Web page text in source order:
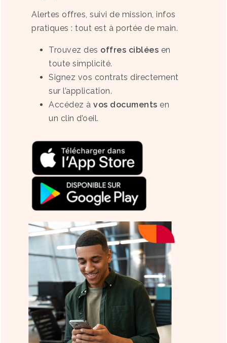
Alertes offres, suivi de mission, infos
pratiques : tout est à portée de main.
Trouvez des offres ciblées en
toute simplicité.
Signez vos contrats directement
sur l’application.
Accédez àvos documents en
un clin d’oeil.